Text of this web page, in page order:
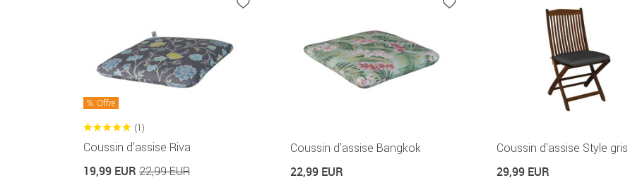
Offre
(1)
Coussin d'assise Riva
19,99 EUR 22,99 EUR
Coussin d'assise Bangkok
22,99 EUR
Coussin d'assise Style gris
29,99 EUR